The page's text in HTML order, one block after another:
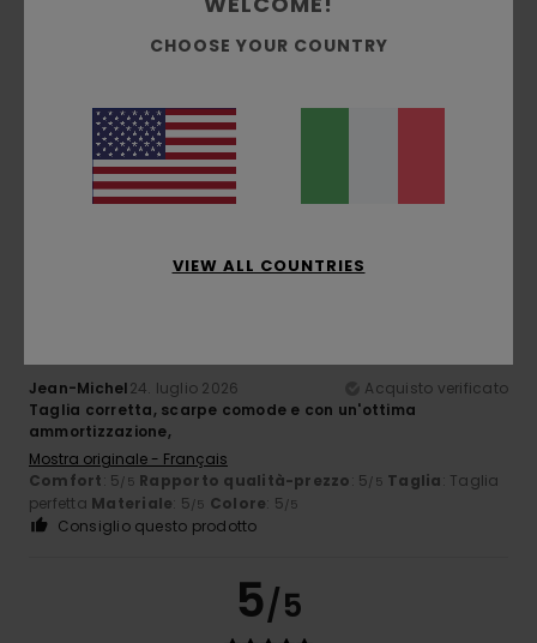
Buon prezzo
Mostra originale - Deutsch
Comfort: 5/5 Rapporto qualità-prezzo
Materiale: 5/5 Colore: 5/5
Consiglio questo prodotto
5/5
Jean-Michel24. luglio 2026
Acquisto verificato
Taglia corretta, scarpe comode e con un'ottima
ammortizzazione,
Mostra originale - Français
Comfort: 5 /5 Rapporto qualità-prezzo: 5 /5 Taglia: Taglia
perfetta Materiale: 5 /5 Colore: 5 /5
Consiglio questo prodotto
5/5
CHOOSE YOUR COUNTRY
VIEW ALL COUNTRIES